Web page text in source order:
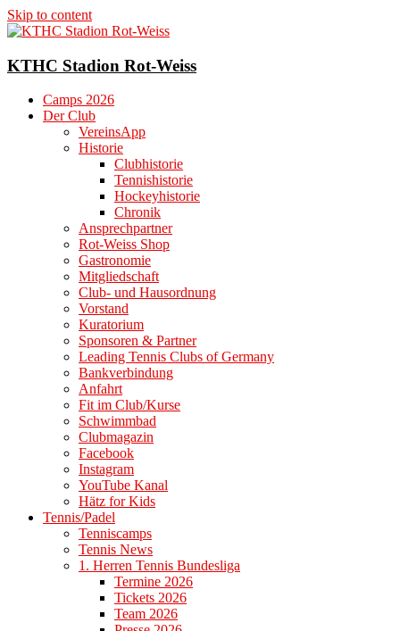
Skip to content
KTHC Stadion Rot-Weiss
Camps 2026
Der Club
VereinsApp
Historie
Clubhistorie
Tennishistorie
Hockeyhistorie
Chronik
Ansprechpartner
Rot-Weiss Shop
Gastronomie
Mitgliedschaft
Club- und Hausordnung
Vorstand
Kuratorium
Sponsoren & Partner
Leading Tennis Clubs of Germany
Bankverbindung
Anfahrt
Fit im Club/Kurse
Schwimmbad
Clubmagazin
Facebook
Instagram
YouTube Kanal
Hätz for Kids
Tennis/Padel
Tenniscamps
Tennis News
1. Herren Tennis Bundesliga
Termine 2026
Tickets 2026
Team 2026